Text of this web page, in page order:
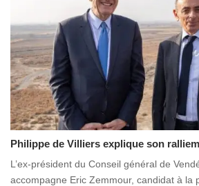
Philippe de Villiers explique son
L’ex-président du Conseil général de
accompagne Eric Zemmour, candidat à la